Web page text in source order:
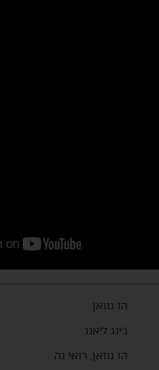
הו גוואן
ג'ינג ליאנג
הו גוואן, רואי גה